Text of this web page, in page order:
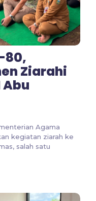
80,
Ziarahi
Abu
Agama
kegiatan ziarah ke
salah satu